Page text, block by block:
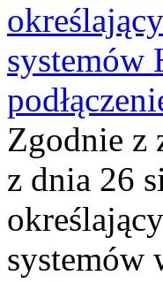
systemów
Zgodnie z
z dnia 26
systemów